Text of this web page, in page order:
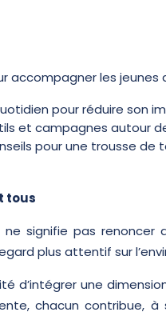
accompagner les
pour réduire son
et campagnes autour
pour une trousse de
tous
signifie pas
plus attentif sur
d’intégrer une
chacun contribue,